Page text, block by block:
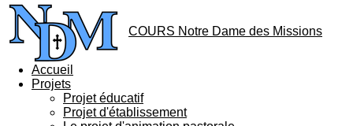
COURS Notre Dame des Missions
Accueil
Projets
Projet éducatif
Projet d'établissement